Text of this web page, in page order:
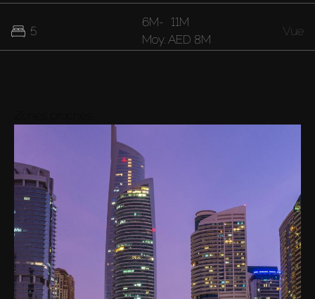
5
6M- 11M
Moy. AED 8M
Vue